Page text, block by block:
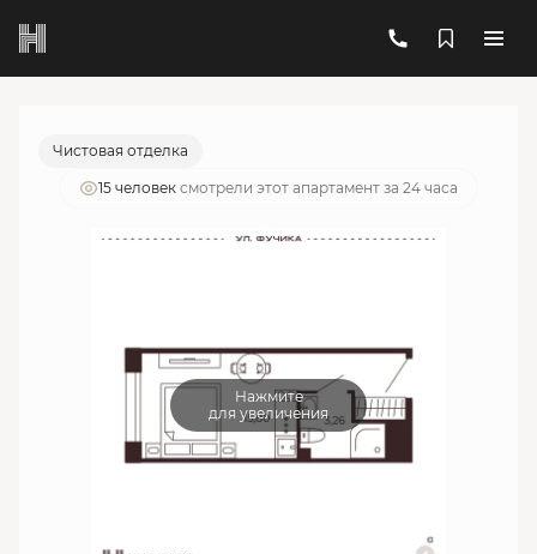
1-комнатный 6 221 516 руб.
Ипотека
Чистовая отделка
15 человек смотрели этот апартамент за 24 часа
Нажмите
для увеличения